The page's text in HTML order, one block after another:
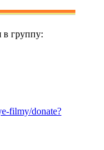
группу:
filmy/donate?